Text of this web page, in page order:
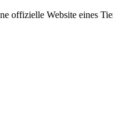
offizielle Website eines